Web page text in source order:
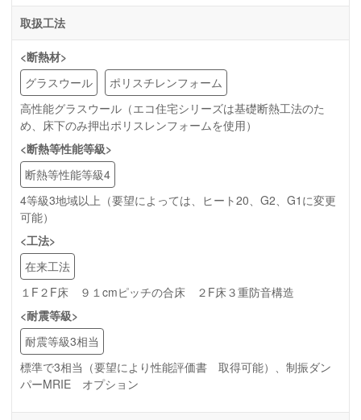
取扱工法
<断熱材>
グラスウール
ポリスチレンフォーム
高性能グラスウール（エコ住宅シリーズは基礎断熱工法のた
め、床下のみ押出ポリスレンフォームを使用）
<断熱等性能等級>
断熱等性能等級4
4等級3地域以上（要望によっては、ヒート20、G2、G1に変更
可能）
<工法>
在来工法
１F２F床 ９１cmピッチの合床 ２F床３重防音構造
<耐震等級>
耐震等級3相当
標準で3相当（要望により性能評価書 取得可能）、制振ダン
パーMRIE オプション